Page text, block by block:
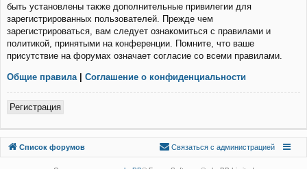
быть установлены также дополнительные привилегии для
зарегистрированных пользователей. Прежде чем
зарегистрироваться, вам следует ознакомиться с правилами и
политикой, принятыми на конференции. Помните, что ваше
присутствие на форумах означает согласие со всеми правилами.
Общие правила | Соглашение о конфиденциальности
Регистрация
Список форумов
Связаться с
Связаться с администрацией